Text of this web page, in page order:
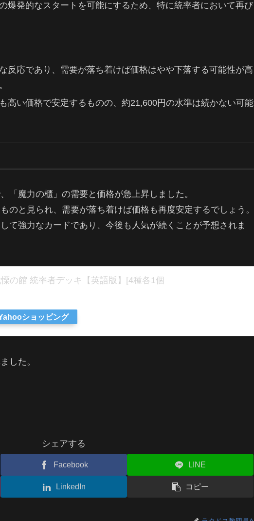
爆発的なスタートを可能にするため、特に統率者において再び
反応であり、需要が落ち着けば価格はやや下落する可能性が高
高い価格で安定するものの、約21,600円の水準は続かない可能
「魔力の櫃」の需要と価格が急上昇しました。
のと見られ、需要が落ち着けば価格も再度安定するでしょう。
て強力なカードであり、今後も人気が続くことが予想されま
の館 統率者デッキ【英語版】[4種各1個
ショッピング
した。
シェアする
Facebook LINE
LinkedIn コピー